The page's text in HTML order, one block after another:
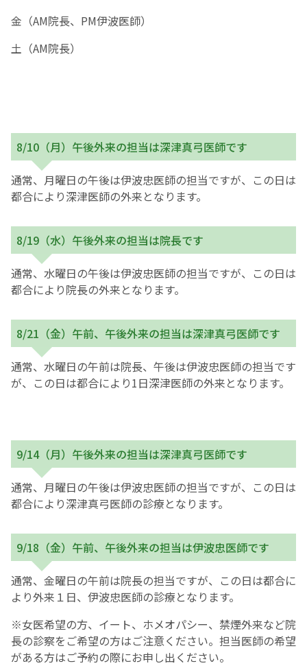
金（AM院長、PM伊波医師）
土（AM院長）
8/10（月）午後外来の担当は深津真弓医師です
通常、月曜日の午後は伊波忠医師の担当ですが、この日は
都合により深津医師の外来となります。
8/19（水）午後外来の担当は院長です
通常、水曜日の午後は伊波忠医師の担当ですが、この日は
都合により院長の外来となります。
8/21（金）午前、午後外来の担当は深津真弓医師です
通常、水曜日の午前は院長、午後は伊波忠医師の担当です
が、この日は都合により1日深津医師の外来となります。
9/14（月）午後外来の担当は深津真弓医師です
通常、月曜日の午後は伊波忠医師の担当ですが、この日は
都合により深津真弓医師の診療となります。
9/18（金）午前、午後外来の担当は伊波忠医師です
通常、金曜日の午前は院長の担当ですが、この日は都合に
より外来１日、伊波忠医師の診療となります。
※女医希望の方、イート、ホメオパシー、禁煙外来など院
長の診察をご希望の方はご注意ください。担当医師の希望
がある方はご予約の際にお申し出ください。
遠方にお住まいで当院での出産を希望される方へ
医師プロフィール
English Page